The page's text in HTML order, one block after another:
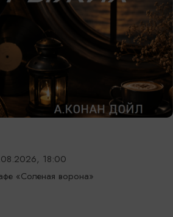
18:00
«Соленая ворона»